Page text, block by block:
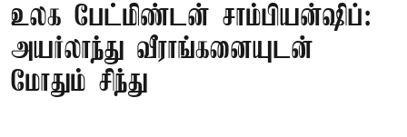
உலக பேட்மிண்டன் சாம்பியன்ஷிப்:
அயர்லாந்து வீராங்கனையுடன்
மோதும் சிந்து